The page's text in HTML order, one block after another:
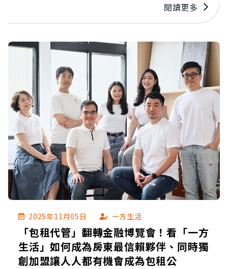
閱讀更多
2025年11月05日 一方生活
「包租代管」翻轉金融博覽會！看「一方
生活」如何成為房東最信賴夥伴、同時獨
創加盟讓人人都有機會成為包租公